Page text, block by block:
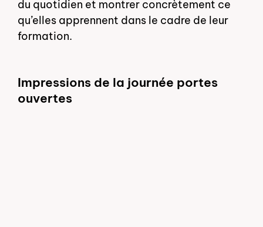
du quotidien et montrer concrètement ce
qu’elles apprennent dans le cadre de leur
formation.
Impressions de la journée portes
ouvertes